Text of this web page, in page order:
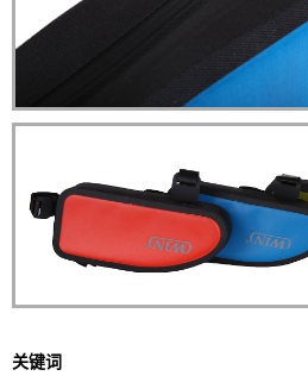
关键词